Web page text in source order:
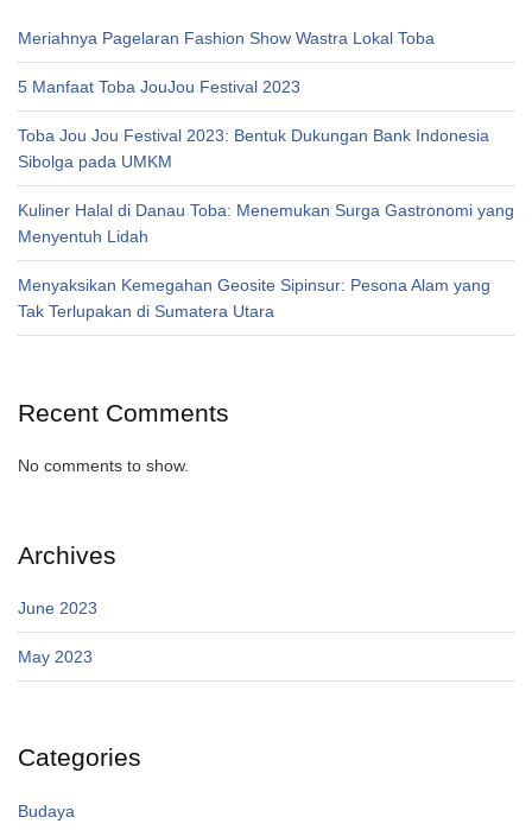
Meriahnya Pagelaran Fashion Show Wastra Lokal Toba
5 Manfaat Toba JouJou Festival 2023
Toba Jou Jou Festival 2023: Bentuk Dukungan Bank Indonesia
Sibolga pada UMKM
Kuliner Halal di Danau Toba: Menemukan Surga Gastronomi yang
Menyentuh Lidah
Menyaksikan Kemegahan Geosite Sipinsur: Pesona Alam yang
Tak Terlupakan di Sumatera Utara
Recent Comments
No comments to show.
Archives
June 2023
May 2023
Categories
Budaya